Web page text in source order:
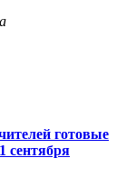
готовые
сентября